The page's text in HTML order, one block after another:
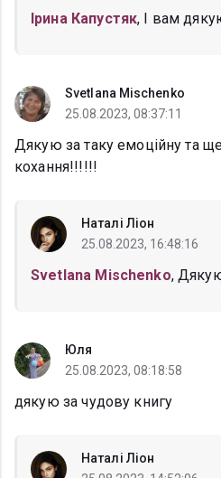
Ірина Капустяк, І вам
Svetlana Mischenko
25.08.2023, 08:37:11
Дякую за таку емоційну та
кохання!!!!!!
Наталі Ліон
25.08.2023, 16:48:16
Svetlana Mischenko,
Юля
25.08.2023, 08:18:58
дякую за чудову книгу
Наталі Ліон